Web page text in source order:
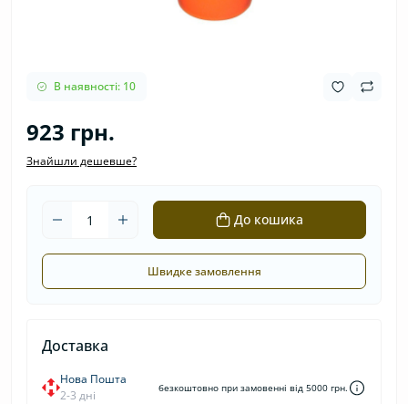
В наявності: 10
923 грн.
Знайшли дешевше?
До кошика
Швидке замовлення
Доставка
Нова Пошта
2-3 дні
безкоштовно при замовенні від 5000 грн.